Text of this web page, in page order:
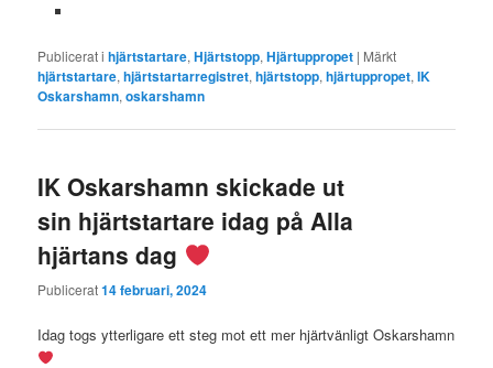
Publicerat i hjärtstartare,Hjärtstopp,Hjärtuppropet | Märkt
hjärtstartare,hjärtstartarregistret,hjärtstopp,hjärtuppropet,IK
Oskarshamn,oskarshamn
IK Oskarshamn skickade ut
sin hjärtstartare idag på Alla
hjärtans dag
Publicerat14 februari, 2024
Idag togs ytterligare ett steg mot ett mer hjärtvänligt Oskarshamn